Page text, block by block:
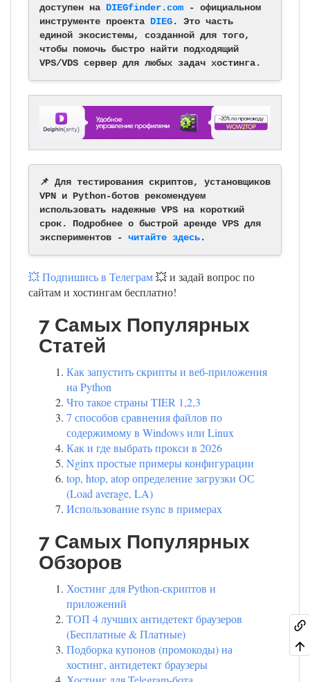
доступен на DIEGfinder.com - официальном
инструменте проекта DIEG. Это часть
единой экосистемы, созданной для того,
чтобы помочь быстро найти подходящий
VPS/VDS сервер для любых задач хостинга.
📌 Для тестирования скриптов, установщиков
VPN и Python-ботов рекомендуем
использовать надежные VPS на короткий
срок. Подробнее о быстрой аренде VPS для
экспериментов - читайте здесь.
💥 Подпишись в Телеграм💥 и задай вопрос по
сайтам и хостингам бесплатно!
7 Самых Популярных
Статей
Как запустить скрипты и веб-приложения
на Python
Что такое страны TIER 1,2,3
7 способов сравнения файлов по
содержимому в Windows или Linux
Как и где выбрать прокси в 2026
Nginx простые примеры конфигурации
top, htop, atop определение загрузки ОС
(Load average, LA)
Использование rsync в примерах
7 Самых Популярных
Обзоров
Хостинг для Python-скриптов и
приложений
ТОП 4 лучших антидетект браузеров
(Бесплатные & Платные)
Подборка купонов (промокоды) на
хостинг, антидетект браузеры